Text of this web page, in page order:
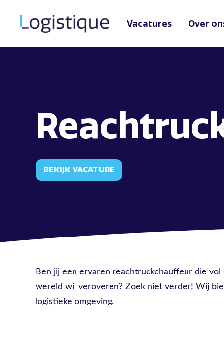
Vacatures Over
BEKIJK VACATURE
Ben jij een ervaren reachtruckchauffeur die
wereld wil veroveren? Zoek niet verder! Wij
logistieke omgeving.